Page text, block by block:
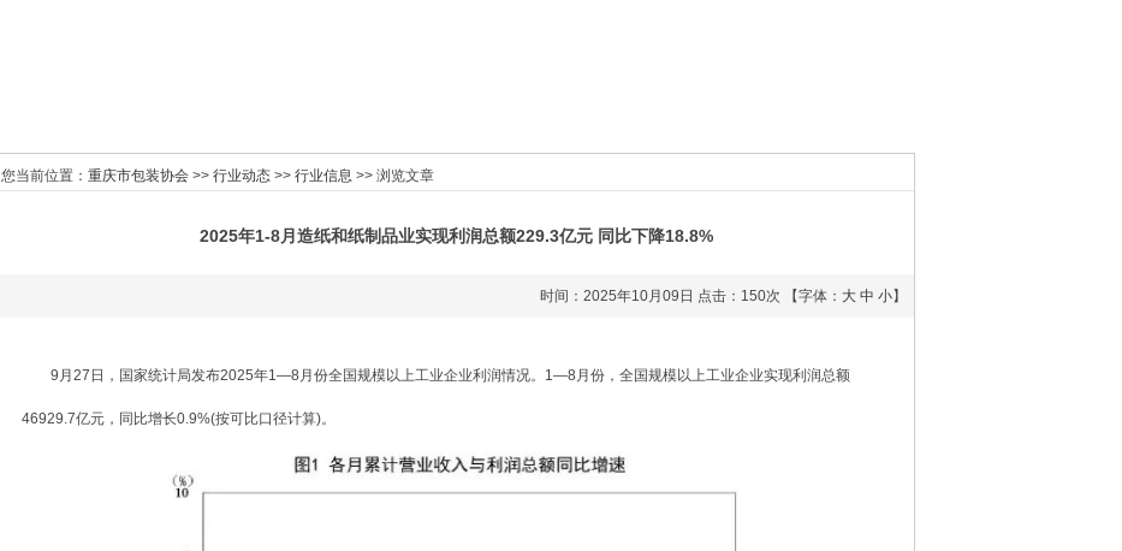
您当前位置： 重庆市包装协会 >> 行业动态 >> 行业信息 >> 浏览文章
2025年1-8月造纸和纸制品业实现利润总额229.3亿元 同比下降18.8%
时间：2025年10月09日 点击： 150次 【字体： 大 中 小】
9月27日，国家统计局发布2025年1—8月份全国规模以上工业企业利润情况。1—8月份，全国规模以上工业企业实现利润总额
46929.7亿元，同比增长0.9%(按可比口径计算)。